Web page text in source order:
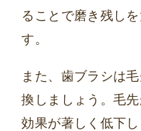
ることで磨き残し
す。
また、歯ブラシは
換しましょう。毛
効果が著しく低下